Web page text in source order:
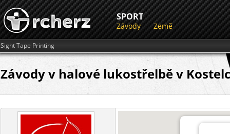
SPORT
Závody Země
Sight Tape Printing
Závody v halové lukostřelbě v